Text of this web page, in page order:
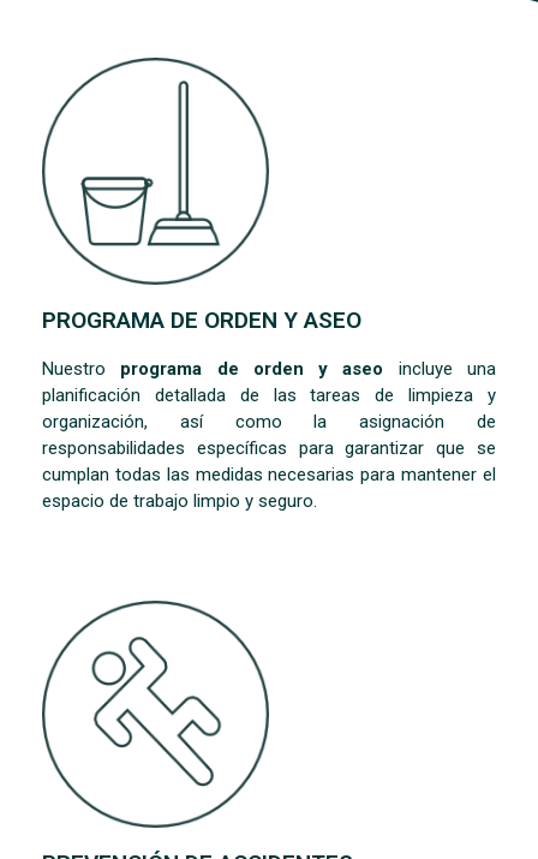
PROGRAMA DE ORDEN Y ASEO
Nuestro programa de orden y aseo incluye una
planificación detallada de las tareas de limpieza y
organización, así como la asignación de
responsabilidades específicas para garantizar que se
cumplan todas las medidas necesarias para mantener el
espacio de trabajo limpio y seguro.